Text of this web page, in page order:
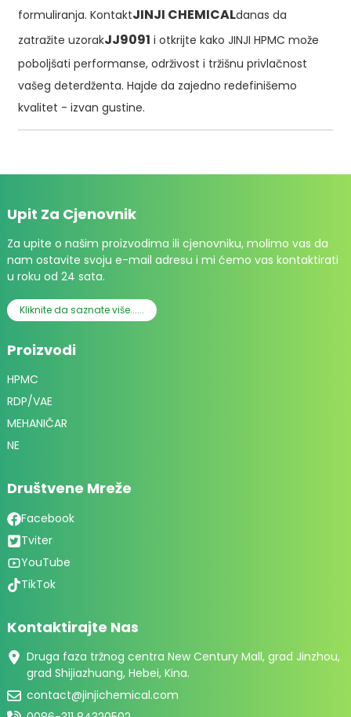
formuliranja. KontaktJINJI CHEMICALdanas da
zatražite uzorakJJ9091 i otkrijte kako JINJI HPMC može
poboljšati performanse, održivost i tržišnu privlačnost
vašeg deterdženta. Hajde da zajedno redefinišemo
kvalitet - izvan gustine.
Upit Za Cjenovnik
Za upite o našim proizvodima ili cjenovniku, molimo vas da
nam ostavite svoju e-mail adresu i mi ćemo vas kontaktirati
u roku od 24 sata.
Kliknite da saznate više......
Proizvodi
HPMC
RDP/VAE
MEHANIČAR
NE
Društvene Mreže
Facebook
Tviter
YouTube
TikTok
Kontaktirajte Nas
Druga faza tržnog centra New Century Mall, grad Jinzhou,
grad Shijiazhuang, Hebei, Kina.
contact@jinjichemical.com